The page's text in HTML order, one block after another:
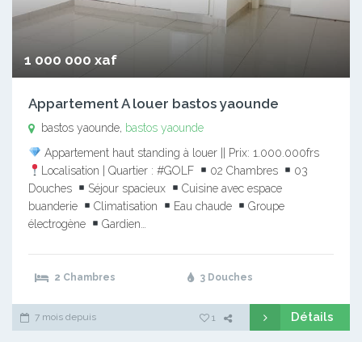
1 000 000 xaf
Appartement A louer bastos yaounde
bastos yaounde, bastos yaounde
Appartement haut standing à louer || Prix: 1.000.000frs
Localisation | Quartier : #GOLF
02 Chambres
03
Douches
Séjour spacieux
Cuisine avec espace
buanderie
Climatisation Eau chaude
Groupe
électrogène
Gardien…
2 Chambres 3 Douches
7 mois depuis 1 Détails